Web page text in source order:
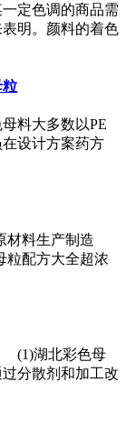
定色调的商品需
明。颜料的着色
粒
料大多数以PE
设计方案药方
材料生产制造
粒配方大全超浓
湖北彩色母
分散剂和加工改